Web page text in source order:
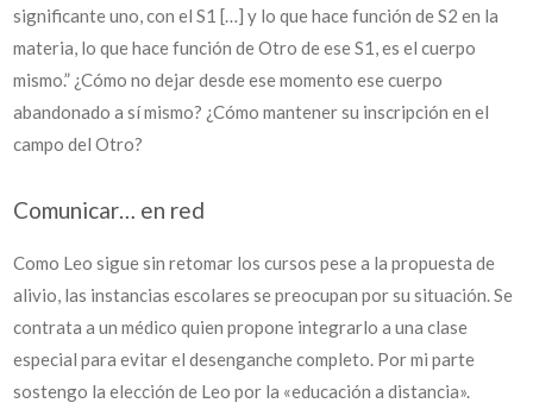
significante uno, con el S1 […] y lo que hace función de S2 en la
materia, lo que hace función de Otro de ese S1, es el cuerpo
mismo.” ¿Cómo no dejar desde ese momento ese cuerpo
abandonado a sí mismo? ¿Cómo mantener su inscripción en el
campo del Otro?
Comunicar… en red
Como Leo sigue sin retomar los cursos pese a la propuesta de
alivio, las instancias escolares se preocupan por su situación. Se
contrata a un médico quien propone integrarlo a una clase
especial para evitar el desenganche completo. Por mi parte
sostengo la elección de Leo por la «educación a distancia».